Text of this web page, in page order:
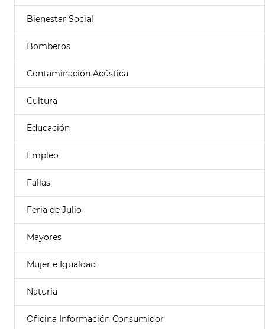
Bienestar Social
Bomberos
Contaminación Acústica
Cultura
Educación
Empleo
Fallas
Feria de Julio
Mayores
Mujer e Igualdad
Naturia
Oficina Información Consumidor